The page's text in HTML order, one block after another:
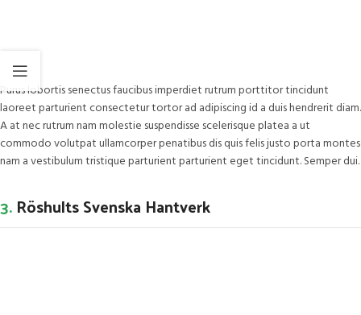
Purus lobortis senectus faucibus imperdiet rutrum porttitor tincidunt
laoreet parturient consectetur tortor ad adipiscing id a duis hendrerit diam.
A at nec rutrum nam molestie suspendisse scelerisque platea a ut
commodo volutpat ullamcorper penatibus dis quis felis justo porta montes
nam a vestibulum tristique parturient parturient eget tincidunt. Semper dui.
3.Röshults Svenska Hantverk